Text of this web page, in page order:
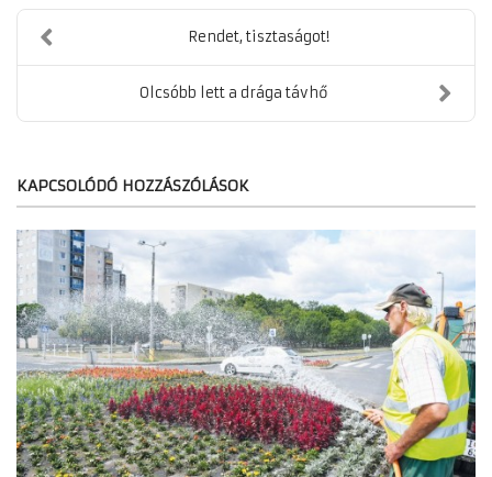
Rendet, tisztaságot!
Olcsóbb lett a drága távhő
KAPCSOLÓDÓ HOZZÁSZÓLÁSOK